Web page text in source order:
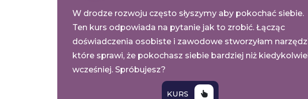
W drodze rozwoju często słyszymy aby pokochać siebie.
Ten kurs odpowiada na pytanie jak to zrobić. Łącząc
doświadczenia osobiste i zawodowe stworzyłam
które sprawi, że pokochasz siebie bardziej niż
wcześniej. Spróbujesz?
KURS